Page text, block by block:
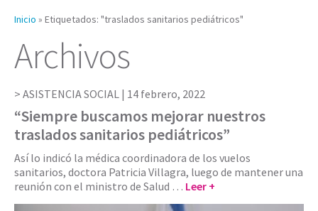
Inicio » Etiquetados: "traslados sanitarios pediátricos"
Archivos
ASISTENCIA SOCIAL | 14 febrero, 2022
“Siempre buscamos mejorar nuestros
traslados sanitarios pediátricos”
Así lo indicó la médica coordinadora de los vuelos
sanitarios, doctora Patricia Villagra, luego de mantener una
reunión con el ministro de Salud … Leer +